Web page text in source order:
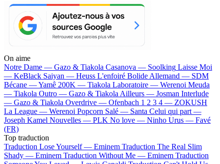
On aime
Notre Dame — Gazo & Tiakola Casanova — Soolking Laisse Moi
— KeBlack Saiyan — Heuss L'enfoiré Bolide Allemand — SDM
Bécane —Yamê 200K — Tiakola Laboratoire — Werenoi Meuda
— Tiakola Outro — Gazo & Tiakola Ailleurs — Josman Interlude
— Gazo & Tiakola Overdrive — Ofenbach 1 2 3 4 — ZOKUSH
La League — Werenoi Popcorn Salé — Santa Celui qui part —
Joseph Kamel Nouvelles — PLK No love — Ninho Urus — Favé
(FR)
Top traduction
Traduction Lose Yourself — Eminem Traduction The Real Slim
Shady — Eminem Traduction Without Me — Eminem Traduction